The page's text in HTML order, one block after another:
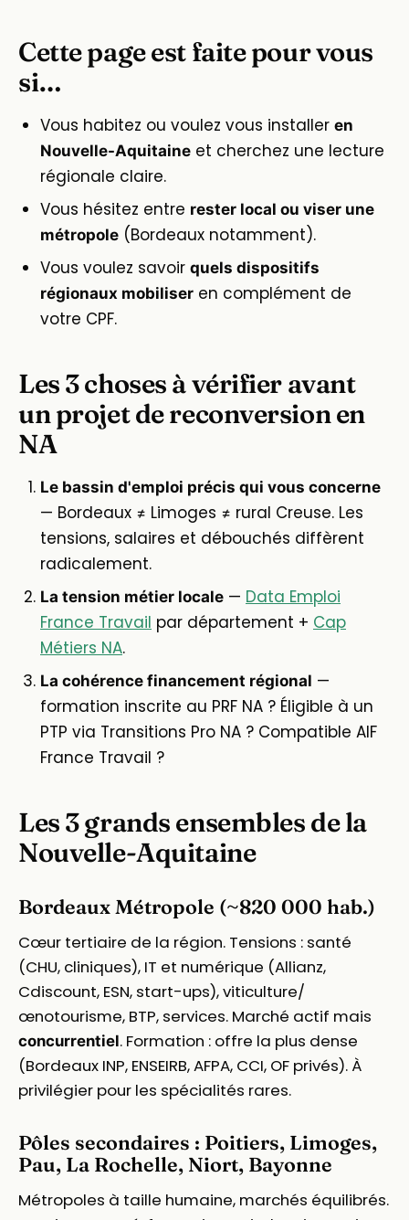
Cette page est faite pour vous
si…
Vous habitez ou voulez vous installer en
Nouvelle-Aquitaine et cherchez une lecture
régionale claire.
Vous hésitez entre rester local ou viser une
métropole (Bordeaux notamment).
Vous voulez savoir quels dispositifs
régionaux mobiliser en complément de
votre CPF.
Les 3 choses à vérifier avant
un projet de reconversion en
NA
Le bassin d'emploi précis qui vous concerne
— Bordeaux ≠ Limoges ≠ rural Creuse. Les
tensions, salaires et débouchés diffèrent
radicalement.
La tension métier locale — Data Emploi
France Travail par département + Cap
Métiers NA.
La cohérence financement régional —
formation inscrite au PRF NA ? Éligible à un
PTP via Transitions Pro NA ? Compatible AIF
France Travail ?
Les 3 grands ensembles de la
Nouvelle-Aquitaine
Bordeaux Métropole (~820 000 hab.)
Cœur tertiaire de la région. Tensions : santé
(CHU, cliniques), IT et numérique (Allianz,
Cdiscount, ESN, start-ups), viticulture/
œnotourisme, BTP, services. Marché actif mais
concurrentiel. Formation : offre la plus dense
(Bordeaux INP, ENSEIRB, AFPA, CCI, OF privés). À
privilégier pour les spécialités rares.
Pôles secondaires : Poitiers, Limoges,
Pau, La Rochelle, Niort, Bayonne
Métropoles à taille humaine, marchés équilibrés.